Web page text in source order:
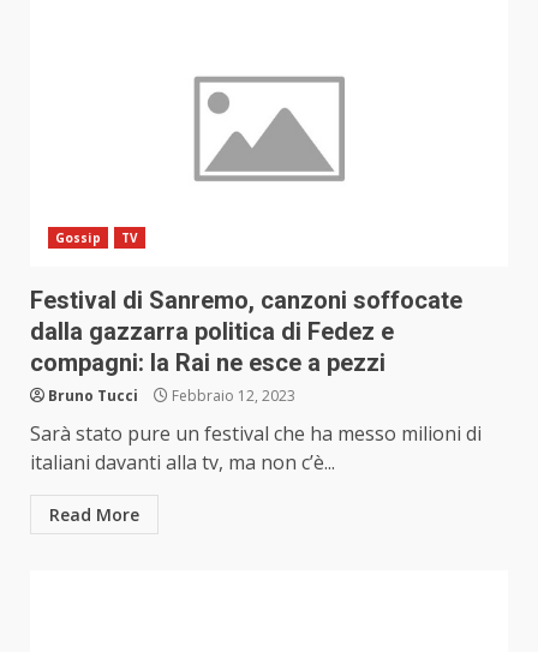
Gossip TV
Festival di Sanremo, canzoni soffocate
dalla gazzarra politica di Fedez e
compagni: la Rai ne esce a pezzi
Bruno Tucci Febbraio 12, 2023
Sarà stato pure un festival che ha messo milioni di
italiani davanti alla tv, ma non c’è...
Read More